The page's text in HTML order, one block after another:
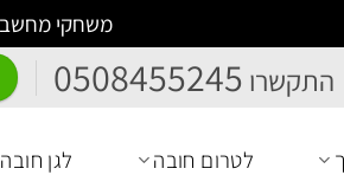
משחקי מחשב
התקשרו 0508455245
לטרום חובה לגן חובה